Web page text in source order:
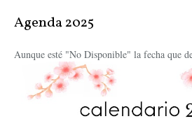
Agenda 2025
Aunque esté "No Disponible" la fecha que